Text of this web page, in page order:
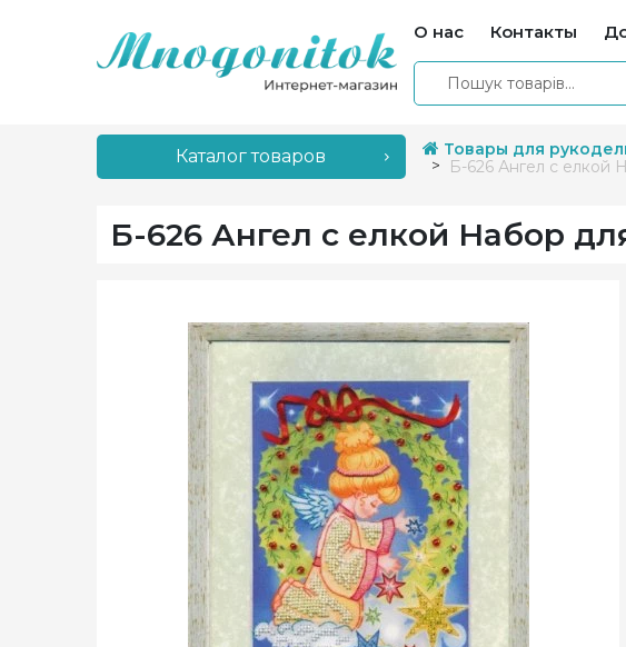
О нас Контакты
Каталог товаров Товары для
Б-626 Ангел с елкой
Б-626 Ангел с елкой Набор